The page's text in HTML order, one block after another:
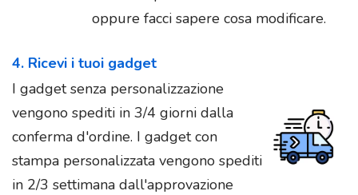
oppure facci sapere cosa modificare.
4. Ricevi i tuoi gadget
I gadget senza personalizzazione
vengono spediti in 3/4 giorni dalla
conferma d'ordine. I gadget con
stampa personalizzata vengono spediti
in 2/3 settimana dall'approvazione